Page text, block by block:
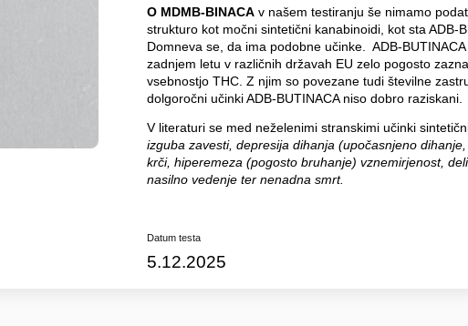
O MDMB-BINACAv našem testiranju še nimamo
strukturo kot močni sintetični kanabinoidi, kot sta ADB-
Domneva se, da ima podobne učinke. ADB-
zadnjem letu v različnih državah EU zelo pogosto
vsebnostjo THC. Z njim so povezane tudi številne
dolgoročni učinki ADB-BUTINACA niso dobro raziskani.
V literaturi se med neželenimi stranskimi učinki
izguba zavesti, depresija dihanja (upočasnjeno
krči, hiperemeza (pogosto bruhanje) vznemirjenost,
nasilno vedenje ter nenadna smrt.
Datum testa
5.12.2025